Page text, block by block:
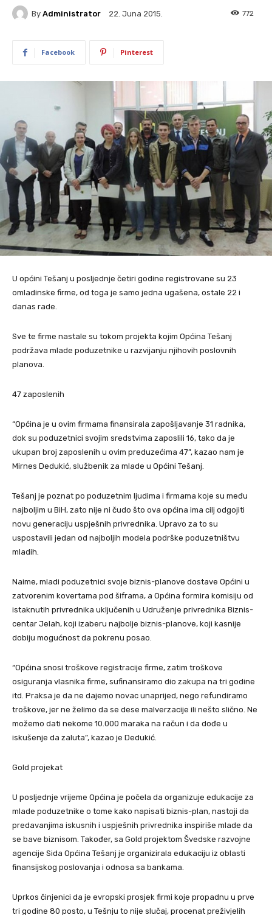
By Administrator 22. Juna 2015. 772
Facebook Pinterest
U općini Tešanj u posljednje četiri godine registrovane su 23
omladinske firme, od toga je samo jedna ugašena, ostale 22 i
danas rade.
Sve te firme nastale su tokom projekta kojim Općina Tešanj
podržava mlade poduzetnike u razvijanju njihovih poslovnih
planova.
47 zaposlenih
“Općina je u ovim firmama finansirala zapošljavanje 31 radnika,
dok su poduzetnici svojim sredstvima zaposlili 16, tako da je
ukupan broj zaposlenih u ovim preduzećima 47”, kazao nam je
Mirnes Dedukić, službenik za mlade u Općini Tešanj.
Tešanj je poznat po poduzetnim ljudima i firmama koje su među
najboljim u BiH, zato nije ni čudo što ova općina ima cilj odgojiti
novu generaciju uspješnih privrednika. Upravo za to su
uspostavili jedan od najboljih modela podrške poduzetništvu
mladih.
Naime, mladi poduzetnici svoje biznis-planove dostave Općini u
zatvorenim kovertama pod šiframa, a Općina formira komisiju od
istaknutih privrednika uključenih u Udruženje privrednika Biznis-
centar Jelah, koji izaberu najbolje biznis-planove, koji kasnije
dobiju mogućnost da pokrenu posao.
“Općina snosi troškove registracije firme, zatim troškove
osiguranja vlasnika firme, sufinansiramo dio zakupa na tri godine
itd. Praksa je da ne dajemo novac unaprijed, nego refundiramo
troškove, jer ne želimo da se dese malverzacije ili nešto slično. Ne
možemo dati nekome 10.000 maraka na račun i da dođe u
iskušenje da zaluta”, kazao je Dedukić.
Gold projekat
U posljednje vrijeme Općina je počela da organizuje edukacije za
mlade poduzetnike o tome kako napisati biznis-plan, nastoji da
predavanjima iskusnih i uspješnih privrednika inspiriše mlade da
se bave biznisom. Također, sa Gold projektom Švedske razvojne
agencije Sida Općina Tešanj je organizirala edukaciju iz oblasti
finansijskog poslovanja i odnosa sa bankama.
Uprkos činjenici da je evropski prosjek firmi koje propadnu u prve
tri godine 80 posto, u Tešnju to nije slučaj, procenat preživjelih